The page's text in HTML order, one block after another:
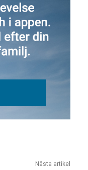
Nästa artikel